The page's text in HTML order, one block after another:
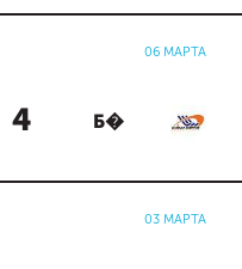
06 МАРТА
4 Б�
03 МАРТА